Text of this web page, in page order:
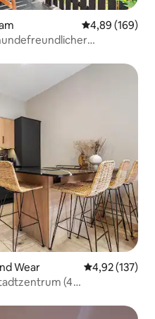
4,89 (169)
Wear
4,92 (137)
(4